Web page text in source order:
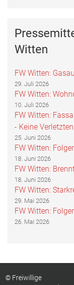
Witten
FW Witten:
29. Juli 2026
FW Witten:
10. Juli 2026
FW Witten:
- Keine Verletzten
25. Juni 2026
FW Witten:
18. Juni 2026
FW Witten:
18. Juni 2026
FW Witten:
29. Mai 2026
FW Witten:
26. Mai 2026
© Freiwillige